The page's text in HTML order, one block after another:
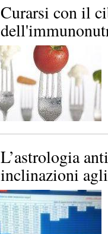
Curarsi con il
L’astrologia
inclinazioni